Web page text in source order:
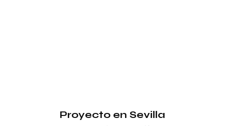
Proyecto en Sevilla